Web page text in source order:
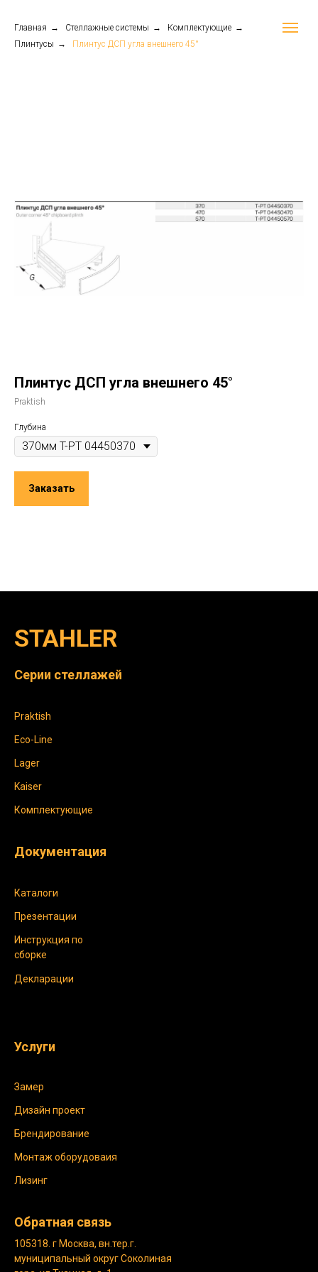
Главная → Стеллажные системы → Комплектующие →
Плинтусы → Плинтус ДСП угла внешнего 45°
Плинтус ДСП угла внешнего 45°
Praktish
Глубина
Заказать
Серии стеллажей
STAHLER
Обратная связь
Каталоги
Инструкция по
сборке
Praktish
Eco-Line
Lager
Kaiser
Комплектующие
Услуги
Декларации
105318. г Москва, вн.тер.г.
муниципальный округ Соколиная
Замер
Монтаж оборудоваия
Презентации
Документация
Дизайн проект
Лизинг
Брендирование